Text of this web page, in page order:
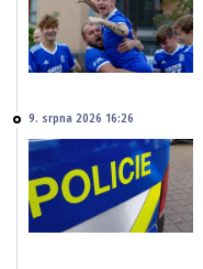
9. srpna 2026 16:26